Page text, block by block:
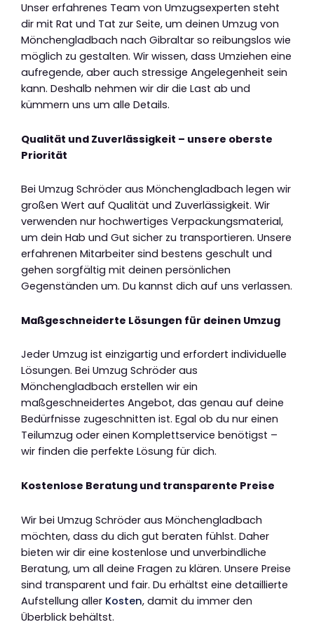
Unser erfahrenes Team von Umzugsexperten steht
dir mit Rat und Tat zur Seite, um deinen Umzug von
Mönchengladbach nach Gibraltar so reibungslos wie
möglich zu gestalten. Wir wissen, dass Umziehen eine
aufregende, aber auch stressige Angelegenheit sein
kann. Deshalb nehmen wir dir die Last ab und
kümmern uns um alle Details.
Qualität und Zuverlässigkeit – unsere oberste
Priorität
Bei Umzug Schröder aus Mönchengladbach legen wir
großen Wert auf Qualität und Zuverlässigkeit. Wir
verwenden nur hochwertiges Verpackungsmaterial,
um dein Hab und Gut sicher zu transportieren. Unsere
erfahrenen Mitarbeiter sind bestens geschult und
gehen sorgfältig mit deinen persönlichen
Gegenständen um. Du kannst dich auf uns verlassen.
Maßgeschneiderte Lösungen für deinen Umzug
Jeder Umzug ist einzigartig und erfordert individuelle
Lösungen. Bei Umzug Schröder aus
Mönchengladbach erstellen wir ein
maßgeschneidertes Angebot, das genau auf deine
Bedürfnisse zugeschnitten ist. Egal ob du nur einen
Teilumzug oder einen Komplettservice benötigst –
wir finden die perfekte Lösung für dich.
Kostenlose Beratung und transparente Preise
Wir bei Umzug Schröder aus Mönchengladbach
möchten, dass du dich gut beraten fühlst. Daher
bieten wir dir eine kostenlose und unverbindliche
Beratung, um all deine Fragen zu klären. Unsere Preise
sind transparent und fair. Du erhältst eine detaillierte
Aufstellung aller Kosten, damit du immer den
Überblick behältst.